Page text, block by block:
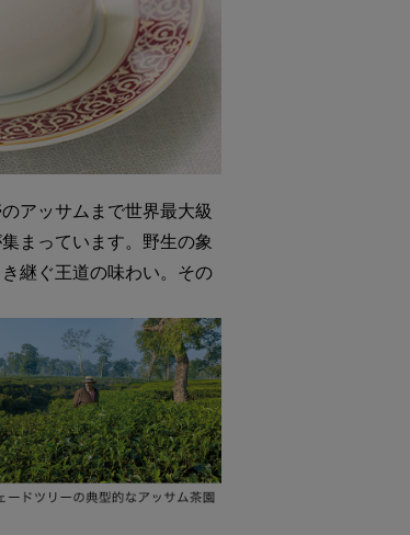
アッサムまで世界最大級
まっています。野生の象
継ぐ王道の味わい。その